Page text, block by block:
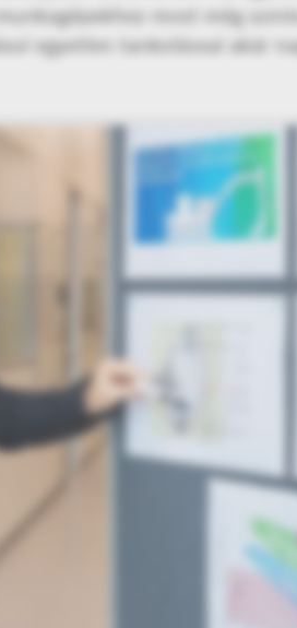
most még
egyetlen tankolással akár